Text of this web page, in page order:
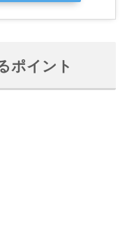
ポイント